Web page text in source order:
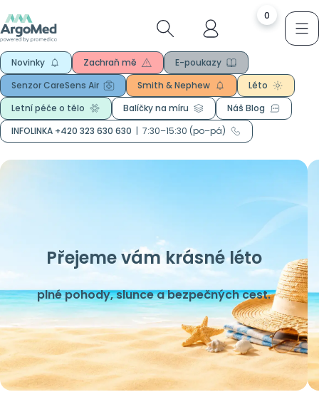
0
Novinky Zachraň mě
E-poukazy
Senzor CareSens Air
Smith & Nephew
Léto
Letní péče o tělo
Balíčky na míru
Náš Blog
INFOLINKA +420 323 630 630 | 7:30–15:30 (po–pá)
Přejeme vám krásné léto
plné pohody, slunce a bezpečných cest.